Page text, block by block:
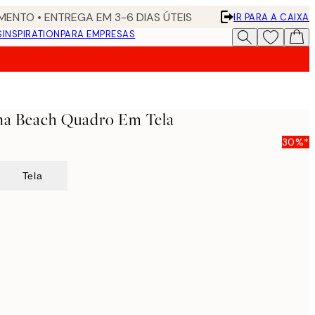
• ENTREGA EM 3-6 DIAS ÚTEIS
IR PARA A CAIXA
INSPIRATIONPARA EMPRESAS
Beach Quadro Em Tela
30%*
Tela